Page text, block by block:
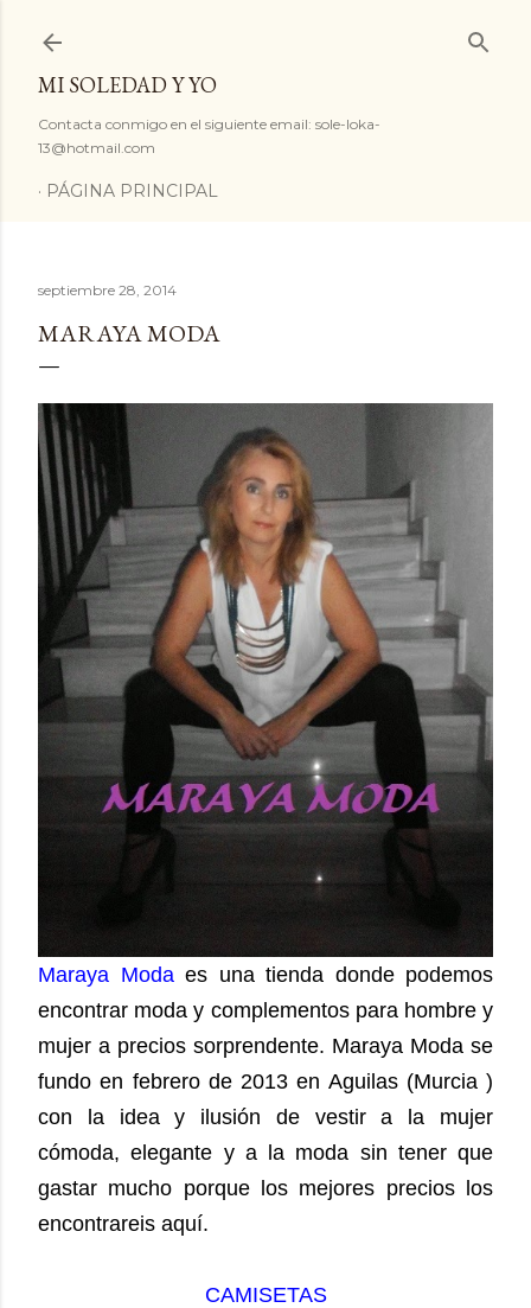
MI SOLEDAD Y YO
Contacta conmigo en el siguiente email: sole-loka-
13@hotmail.com
PÁGINA PRINCIPAL
septiembre 28, 2014
MARAYA MODA
Maraya Modaes una tienda donde podemos
encontrar moda y complementos para hombre y
mujer a precios sorprendente. Maraya Moda se
fundo en febrero de 2013 en Aguilas (Murcia )
con la idea y ilusión de vestir a la mujer
cómoda, elegante y a la moda sin tener que
gastar mucho porque los mejores precios los
encontrareis aquí.
CAMISETAS